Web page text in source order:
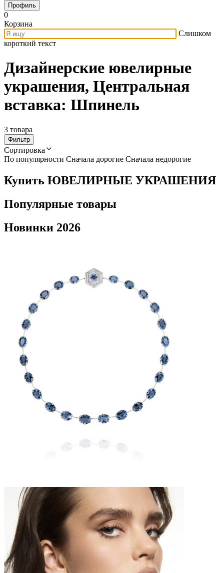
Профиль
0
Корзина
Слишком
короткий текст
Дизайнерские ювелирные
украшения, Центральная
вставка: Шпинель
3 товара
Фильтр
Сортировка
По популярности Сначала дорогие Сначала недорогие
Купить ЮВЕЛИРНЫЕ УКРАШЕНИЯ
Популярные товары
Новинки 2026